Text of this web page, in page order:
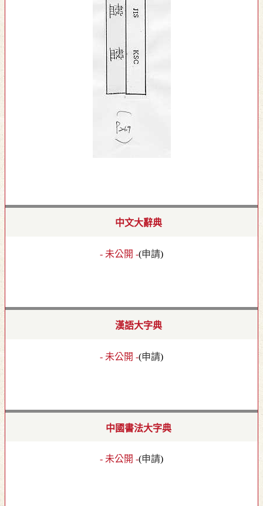
中文大辭典
- 未公開 -(申請)
漢語大字典
- 未公開 -(申請)
中國書法大字典
- 未公開 -(申請)